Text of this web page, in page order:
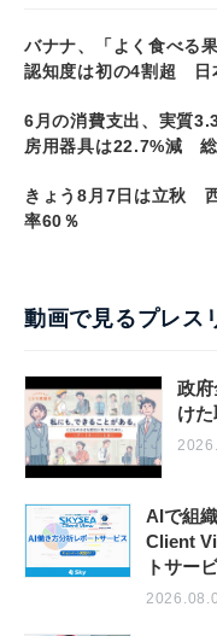
バナナ、「よく食べる
認知度は初の4割超 日
6月の消費支出、実質
房用器具は22.7%減
きょう8月7日は立秋
率60％
動画で見るプレス
政
け
AIで組
Client
トサー